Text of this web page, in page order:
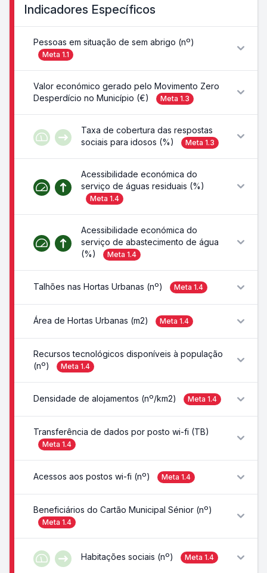
Indicadores Específicos
Pessoas em situação de sem abrigo (nº)
Meta 1.1
Valor económico gerado pelo Movimento Zero
Desperdício no Município (€)
Meta 1.3
Taxa de cobertura das respostas
sociais para idosos (%)
Meta 1.3
Acessibilidade económica do
serviço de águas residuais (%)
Meta 1.4
Acessibilidade económica do
serviço de abastecimento de água
(%)
Meta 1.4
Talhões nas Hortas Urbanas (nº) Meta 1.4
Área de Hortas Urbanas (m2) Meta 1.4
Recursos tecnológicos disponíveis à população
(nº)
Meta 1.4
Densidade de alojamentos (nº/km2) Meta 1.4
Transferência de dados por posto wi-fi (TB)
Meta 1.4
Acessos aos postos wi-fi (nº) Meta 1.4
Beneficiários do Cartão Municipal Sénior (nº)
Meta 1.4
Habitações sociais (nº) Meta 1.4